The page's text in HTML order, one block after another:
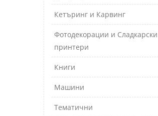
Кетъринг и Карвинг
Фотодекорации и Сладкарски
принтери
Книги
Машини
Тематични